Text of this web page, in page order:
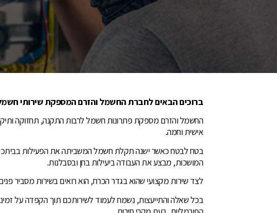
ברוכים הבאים לחברת החשמל והזרם המספקת שירותי
החשמל והזרם מספקת פתרונות חשמל לרבות התקנה, תחזוקה
אישית וחמה.
בטח לבטח כאשר ישנה תקלת חשמל המשביתה את הפעילות
המושכות, מבצע את העבודה ביעילות בחן ובסבלנות.
לצד שירות מקצועי שהוא בגדר הכרח, הוא רואים בשירות מסביר
בכל שאלה והתייעצות, נשמח לעמוד לשירותכם תוך הקפדה על